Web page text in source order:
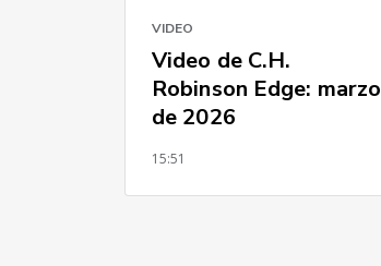
VIDEO
Video de C.H.
Robinson Edge: marzo
de 2026
15:51